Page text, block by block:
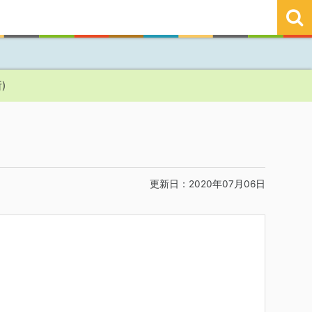
更新日：2020年07月06日